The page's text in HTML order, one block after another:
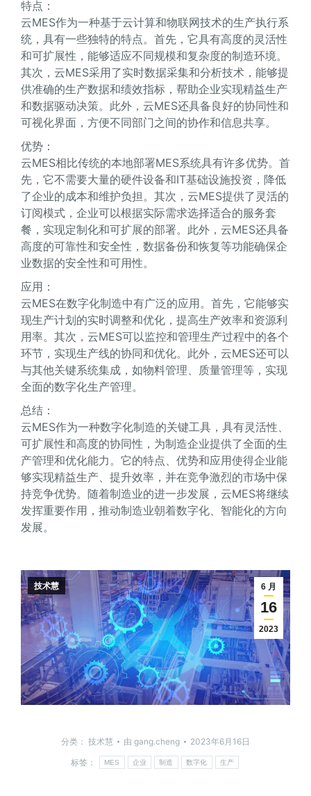
特点：
云MES作为一种基于云计算和物联网技术的生产执行系
统，具有一些独特的特点。首先，它具有高度的灵活性
和可扩展性，能够适应不同规模和复杂度的制造环境。
其次，云MES采用了实时数据采集和分析技术，能够提
供准确的生产数据和绩效指标，帮助企业实现精益生产
和数据驱动决策。此外，云MES还具备良好的协同性和
可视化界面，方便不同部门之间的协作和信息共享。
优势：
云MES相比传统的本地部署MES系统具有许多优势。首
先，它不需要大量的硬件设备和IT基础设施投资，降低
了企业的成本和维护负担。其次，云MES提供了灵活的
订阅模式，企业可以根据实际需求选择适合的服务套
餐，实现定制化和可扩展的部署。此外，云MES还具备
高度的可靠性和安全性，数据备份和恢复等功能确保企
业数据的安全性和可用性。
应用：
云MES在数字化制造中有广泛的应用。首先，它能够实
现生产计划的实时调整和优化，提高生产效率和资源利
用率。其次，云MES可以监控和管理生产过程中的各个
环节，实现生产线的协同和优化。此外，云MES还可以
与其他关键系统集成，如物料管理、质量管理等，实现
全面的数字化生产管理。
总结：
云MES作为一种数字化制造的关键工具，具有灵活性、
可扩展性和高度的协同性，为制造企业提供了全面的生
产管理和优化能力。它的特点、优势和应用使得企业能
够实现精益生产、提升效率，并在竞争激烈的市场中保
持竞争优势。随着制造业的进一步发展，云MES将继续
发挥重要作用，推动制造业朝着数字化、智能化的方向
发展。
6 月
16
2023
技术慧
分类： 技术慧 由 gang.cheng
2023年6月16日
标签：
MES 企业 制造 数字化 生产